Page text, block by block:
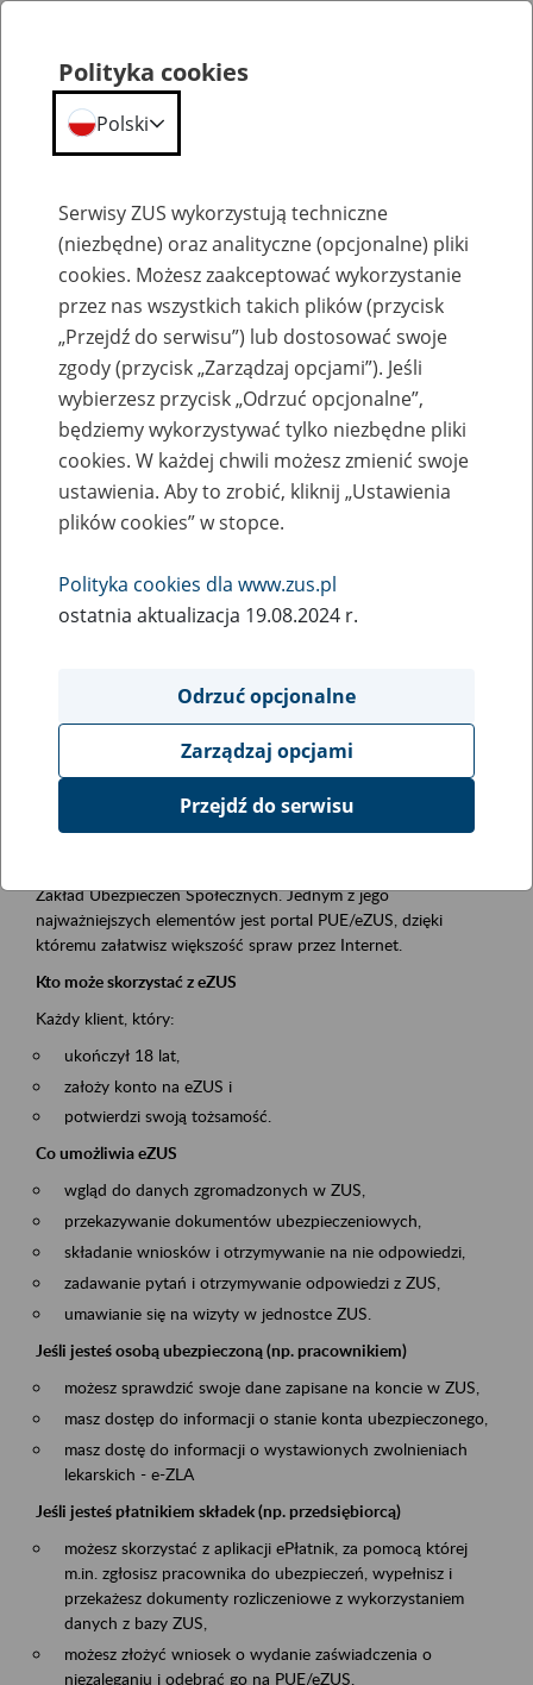
Szkolenia
Zaproś ZUS do siebie - zakładanie profili
eZUS w siedzibie Twojej firmy
Rodzaj wydarzenia
Szkolenia
Obszar merytoryczny
obsługa klientów
Opis wydarzenia
Platforma Usług Elektronicznych ZUS eZUS
Zakład Ubezpieczeń Społecznych. Jednym z jego
najważniejszych elementów jest portal PUE/eZUS, dzięki
któremu załatwisz większość spraw przez Internet.
Kto może skorzystać z eZUS
Każdy klient, który:
ukończył 18 lat,
założy konto na eZUS i
potwierdzi swoją tożsamość.
Co umożliwia eZUS
wgląd do danych zgromadzonych w ZUS,
przekazywanie dokumentów ubezpieczeniowych,
składanie wniosków i otrzymywanie na nie odpowiedzi,
zadawanie pytań i otrzymywanie odpowiedzi z ZUS,
umawianie się na wizyty w jednostce ZUS.
Jeśli jesteś osobą ubezpieczoną (np. pracownikiem)
możesz sprawdzić swoje dane zapisane na koncie w ZUS,
masz dostęp do informacji o stanie konta ubezpieczonego,
masz dostę do informacji o wystawionych zwolnieniach
lekarskich - e-ZLA
Jeśli jesteś płatnikiem składek (np. przedsiębiorcą)
możesz skorzystać z aplikacji ePłatnik, za pomocą której
m.in. zgłosisz pracownika do ubezpieczeń, wypełnisz i
przekażesz dokumenty rozliczeniowe z wykorzystaniem
danych z bazy ZUS,
możesz złożyć wniosek o wydanie zaświadczenia o
niezaleganiu i odebrać go na PUE/eZUS,
Polityka cookies
Polski
Serwisy ZUS wykorzystują techniczne
(niezbędne) oraz analityczne (opcjonalne) pliki
cookies. Możesz zaakceptować wykorzystanie
przez nas wszystkich takich plików (przycisk
„Przejdź do serwisu”) lub dostosować swoje
zgody (przycisk „Zarządzaj opcjami”). Jeśli
wybierzesz przycisk „Odrzuć opcjonalne”,
będziemy wykorzystywać tylko niezbędne pliki
cookies. W każdej chwili możesz zmienić swoje
ustawienia. Aby to zrobić, kliknij „Ustawienia
plików cookies” w stopce.
Polityka cookies dla www.zus.pl
ostatnia aktualizacja 19.08.2024 r.
Odrzuć opcjonalne
Zarządzaj opcjami
Przejdź do serwisu